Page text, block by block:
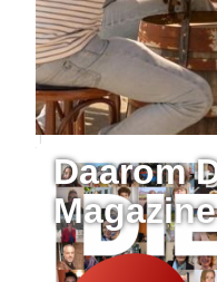
Daarom
Magazine